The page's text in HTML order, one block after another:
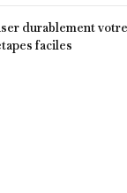
durablement
faciles